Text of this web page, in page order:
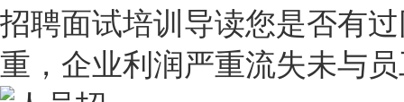
招聘面试培训导读您是否有
重，企业利润严重流失未与